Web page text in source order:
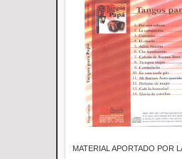
MATERIAL APORTADO POR